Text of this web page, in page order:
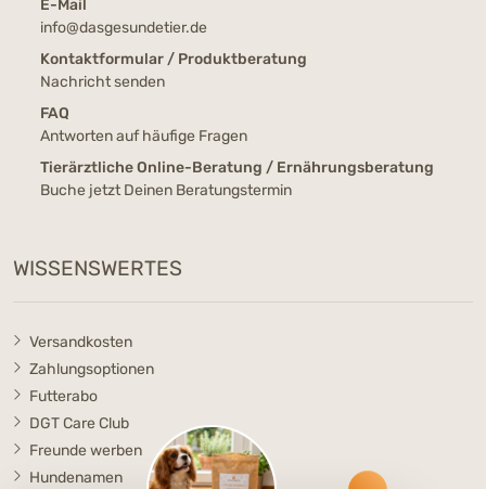
E-Mail
info@dasgesundetier.de
Kontaktformular / Produktberatung
Nachricht senden
FAQ
Antworten auf häufige Fragen
Tierärztliche Online-Beratung / Ernährungsberatung
Buche jetzt Deinen Beratungstermin
WISSENSWERTES
Versandkosten
Zahlungsoptionen
Futterabo
DGT Care Club
Freunde werben
Hundenamen